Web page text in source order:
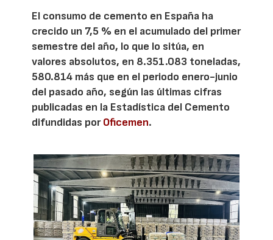
El consumo de cemento en España ha
crecido un 7,5 % en el acumulado del primer
semestre del año, lo que lo sitúa, en
valores absolutos, en 8.351.083 toneladas,
580.814 más que en el periodo enero-junio
del pasado año, según las últimas cifras
publicadas en la Estadística del Cemento
difundidas porOficemen.